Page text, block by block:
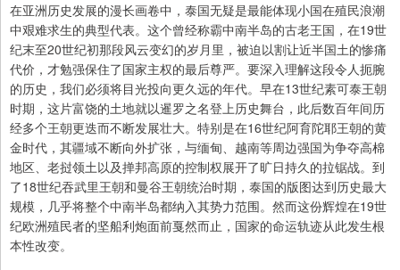
在亚洲历史发展的漫长画卷中，泰国无疑是最能体现小国在殖民浪潮
中艰难求生的典型代表。这个曾经称霸中南半岛的古老王国，在19世
纪末至20世纪初那段风云变幻的岁月里，被迫以割让近半国土的惨痛
代价，才勉强保住了国家主权的最后尊严。要深入理解这段令人扼腕
的历史，我们必须将目光投向更久远的年代。早在13世纪素可泰王朝
时期，这片富饶的土地就以暹罗之名登上历史舞台，此后数百年间历
经多个王朝更迭而不断发展壮大。特别是在16世纪阿育陀耶王朝的黄
金时代，其疆域不断向外扩张，与缅甸、越南等周边强国为争夺高棉
地区、老挝领土以及掸邦高原的控制权展开了旷日持久的拉锯战。到
了18世纪吞武里王朝和曼谷王朝统治时期，泰国的版图达到历史最大
规模，几乎将整个中南半岛都纳入其势力范围。然而这份辉煌在19世
纪欧洲殖民者的坚船利炮面前戛然而止，国家的命运轨迹从此发生根
本性改变。